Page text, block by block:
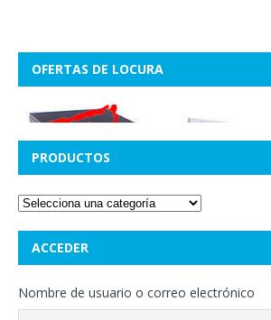
OFERTAS DE LOCURA
PRODUCTOS
ACCEDER
Nombre de usuario o correo electrónico